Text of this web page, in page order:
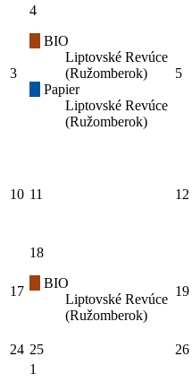
3
4
BIO
Liptovské Revúce
(Ružomberok)
Papier
Liptovské Revúce
(Ružomberok)
5
10 11 12
17
18
BIO
Liptovské Revúce
(Ružomberok)
19
24 25 26
1